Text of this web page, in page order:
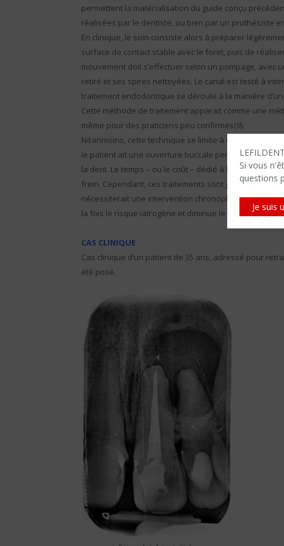
Si vous
questions
Je suis
permettent la matérialisation du guide conçu
réalisées par le dentiste, ou bien par un prothésiste
En clinique, le soin consiste alors à préparer
surface de contact stable avec le foret, puis de
mouvement doit s’effectuer selon un pompage, avec
retiré et ses spires nettoyées. Le canal est testé à
traitement endodontique se déroule à la manière
Cette méthode de traitement apparait comme une
même pour des praticiens peu confirmés(9).
Néanmoins, cette technique se limite à des canaux
le patient ait une ouverture buccale permettant le
la dent. Le temps – ou le coût – dédié à la
frein. Cependant, ces traitements sont
nécessiterait une intervention chronophage et
la fois le risque iatrogène et diminue le temps passé
CAS CLINIQUE
Cas clinique d’un patient de 35 ans, adressé pour
été posé.